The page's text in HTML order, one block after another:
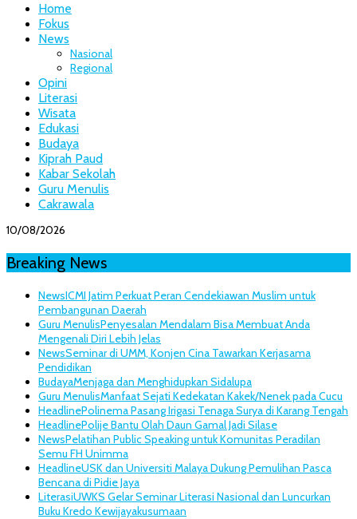
Home
Fokus
News
Nasional
Regional
Opini
Literasi
Wisata
Edukasi
Budaya
Kiprah Paud
Kabar Sekolah
Guru Menulis
Cakrawala
10/08/2026
Breaking News
NewsICMI Jatim Perkuat Peran Cendekiawan Muslim untuk
Pembangunan Daerah
Guru MenulisPenyesalan Mendalam Bisa Membuat Anda
Mengenali Diri Lebih Jelas
NewsSeminar di UMM, Konjen Cina Tawarkan Kerjasama
Pendidikan
BudayaMenjaga dan Menghidupkan Sidalupa
Guru MenulisManfaat Sejati Kedekatan Kakek/Nenek pada Cucu
HeadlinePolinema Pasang Irigasi Tenaga Surya di Karang Tengah
HeadlinePolije Bantu Olah Daun Gamal Jadi Silase
NewsPelatihan Public Speaking untuk Komunitas Peradilan
Semu FH Unimma
HeadlineUSK dan Universiti Malaya Dukung Pemulihan Pasca
Bencana di Pidie Jaya
LiterasiUWKS Gelar Seminar Literasi Nasional dan Luncurkan
Buku Kredo Kewijayakusumaan